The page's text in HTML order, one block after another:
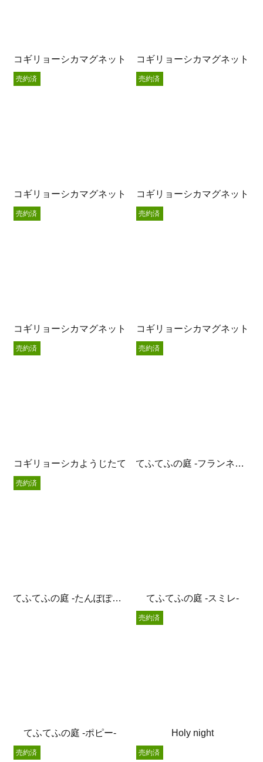
コギリョーシカマグネット コギリョーシカマグネット
コギリョーシカマグネット
売約済
コギリョーシカマグネット
売約済
コギリョーシカマグネット
売約済
コギリョーシカマグネット
売約済
コギリョーシカようじたて
売約済
てふてふの庭 -フランネルフラワー-
売約済
てふてふの庭 -たんぽぽ綿毛-
売約済
てふてふの庭 -スミレ-
てふてふの庭 -ポピー- Holy night
売約済
売約済 売約済